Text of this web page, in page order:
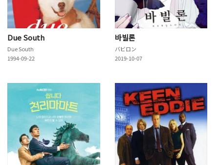
Due South
Due South
1994-09-22
바빌론
バビロン
2019-10-07